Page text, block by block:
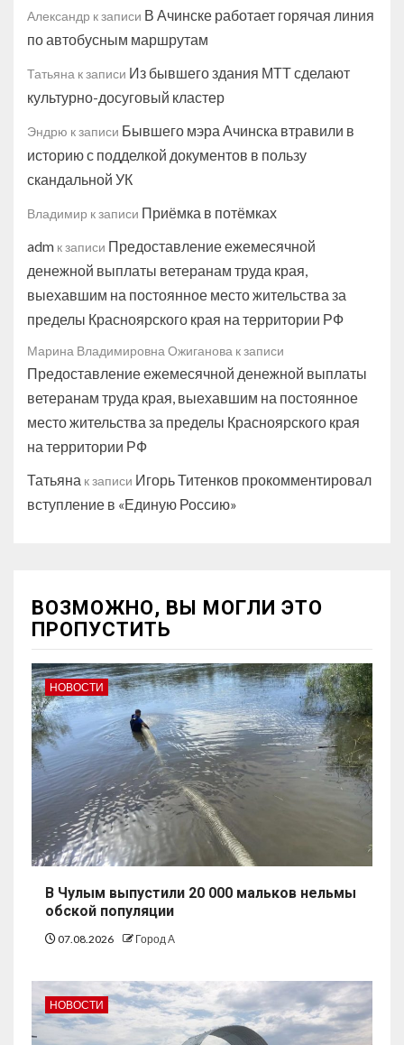
Александр к записи В Ачинске работает горячая линия
по автобусным маршрутам
Татьяна к записи Из бывшего здания МТТ сделают
культурно-досуговый кластер
Эндрю к записи Бывшего мэра Ачинска втравили в
историю с подделкой документов в пользу
скандальной УК
Владимир к записи Приёмка в потёмках
adm к записи Предоставление ежемесячной
денежной выплаты ветеранам труда края,
выехавшим на постоянное место жительства за
пределы Красноярского края на территории РФ
Марина Владимировна Ожиганова к записи
Предоставление ежемесячной денежной выплаты
ветеранам труда края, выехавшим на постоянное
место жительства за пределы Красноярского края
на территории РФ
Татьяна к записи Игорь Титенков прокомментировал
вступление в «Единую Россию»
ВОЗМОЖНО, ВЫ МОГЛИ ЭТО
ПРОПУСТИТЬ
НОВОСТИ
В Чулым выпустили 20 000 мальков нельмы
обской популяции
07.08.2026 Город А
НОВОСТИ